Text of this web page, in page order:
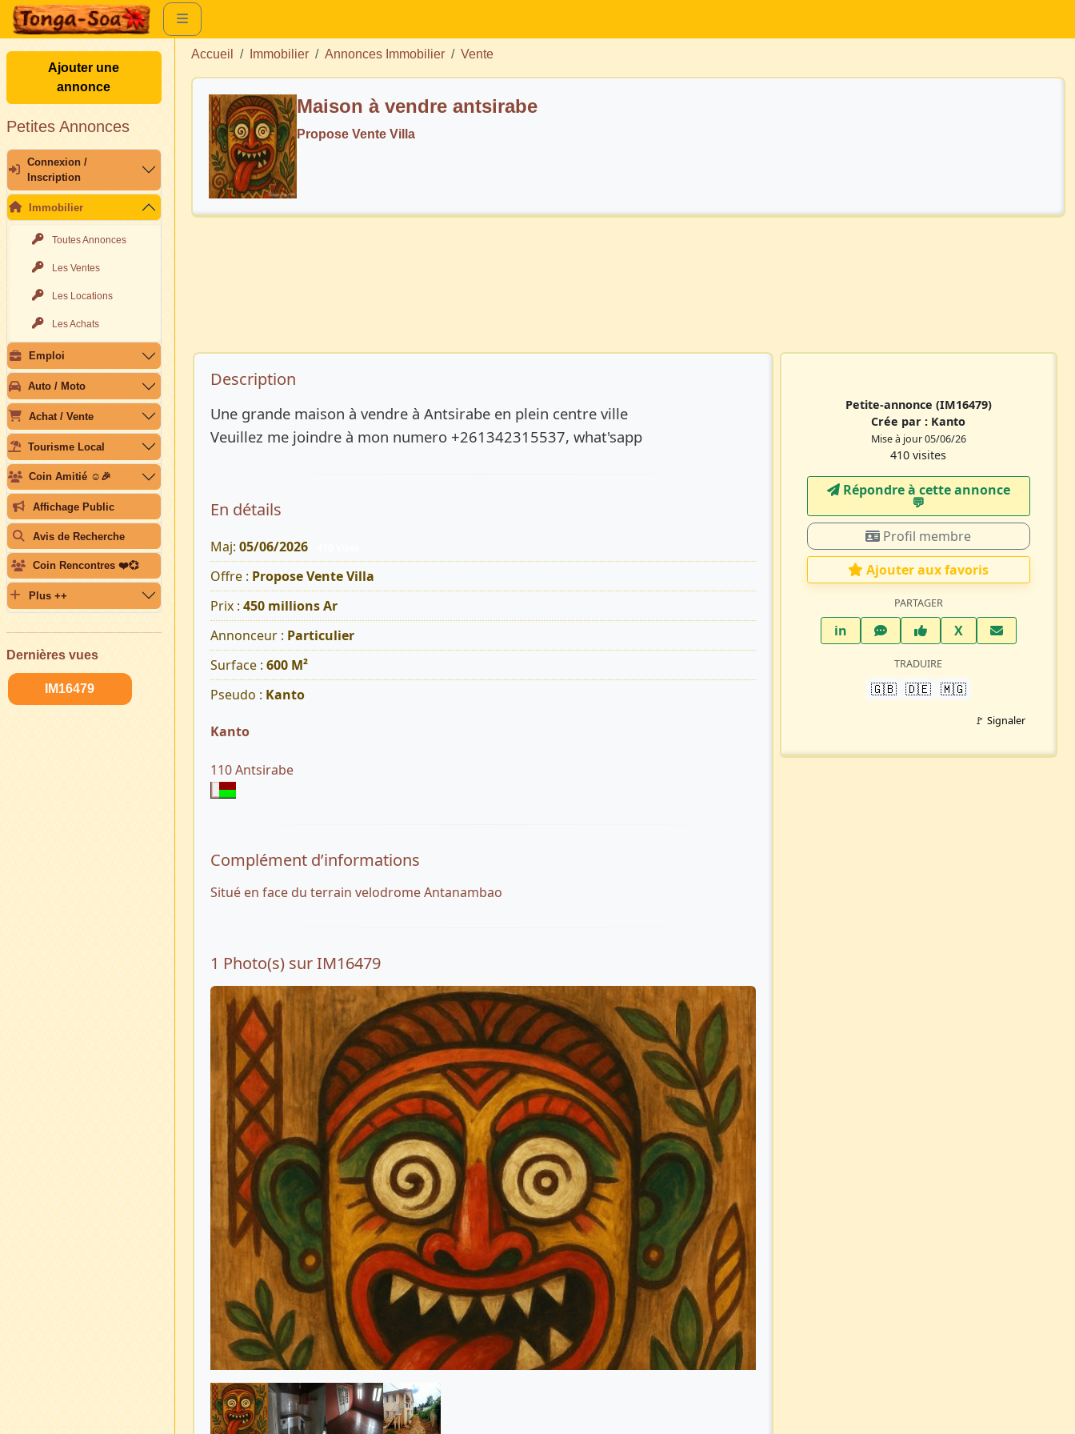
Ajouter une
annonce
Petites Annonces
Connexion /
Inscription
Immobilier
Toutes Annonces
Les Ventes
Les Locations
Les Achats
Emploi
Auto / Moto
Achat / Vente
Tourisme Local
Coin Amitié ☺️🎉
Affichage Public
Avis de Recherche
Coin Rencontres ❤️💞
Plus ++
Dernières vues
IM16479
Accueil Immobilier Annonces Immobilier Vente
Maison à vendre antsirabe
Propose Vente Villa
Description de l’annonce
Description
Une grande maison à vendre à Antsirabe en plein centre ville
Veuillez me joindre à mon numero +261342315537, what'sapp
En détails
Maj: 05/06/2026
Offre : Propose Vente Villa
Prix : 450 millions Ar
Annonceur : Particulier
Surface : 600 M²
Pseudo : Kanto
Kanto
110 Antsirabe
Complément d’informations
Situé en face du terrain velodrome Antanambao
1 Photo(s) sur IM16479
Petite-annonce (IM16479)
Crée par : Kanto
Mise à jour 05/06/26
410 visites
Répondre à cette annonce
💬​
Profil membre
Ajouter aux favoris
PARTAGER
inLinkedInWhatsAppFacebook
XTwitter X
TRADUIRE
🇬🇧 🇩🇪 🇲🇬
🚩 Signaler